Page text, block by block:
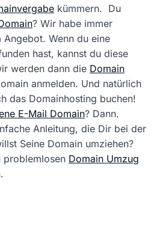
kümmern. Du
? Wir habe immer
Wenn du eine
hast, kannst du diese
werden dann die Domain
anmelden. Und natürlich
das Domainhosting buchen!
E-Mail Domain? Dann.
Anleitung, die Dir bei der
Seine Domain umziehen?
problemlosen Domain Umzug